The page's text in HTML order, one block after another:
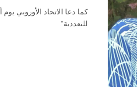
كما دعا الاتحاد الأوروبي
للتعددية”.